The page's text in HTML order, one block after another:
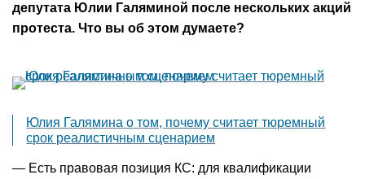
депутата Юлии Галяминой после нескольких акций
протеста. Что вы об этом думаете?
Юлия Галямина о том, почему считает тюремный
срок реалистичным сценарием
— Есть правовая позиция КС: для квалификации